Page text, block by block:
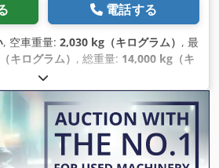
電話する
, 空車重量: 2,030 kg（キログラム） , 最
キログラム） , 総重量: 14,000 kg（キ
, 荷室長:
ョン:鋼, タイヤサイズ:285 /70 R19,5,
他 , フロントタイヤサイズ:285 /70
ズ:285 /70 R19,5, 運転席:その他 , 排出
オディーゼル, 装備:ABS（アンチロッ
）, 圧縮空気ブレーキ